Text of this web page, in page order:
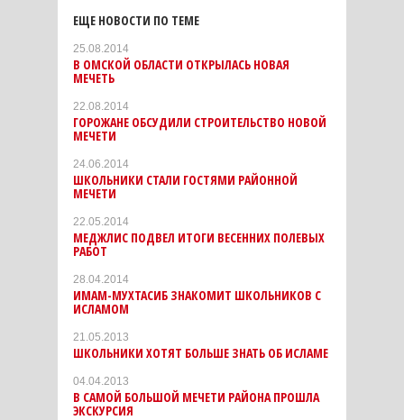
ЕЩЕ НОВОСТИ ПО ТЕМЕ
25.08.2014
В ОМСКОЙ ОБЛАСТИ ОТКРЫЛАСЬ НОВАЯ
МЕЧЕТЬ
22.08.2014
ГОРОЖАНЕ ОБСУДИЛИ СТРОИТЕЛЬСТВО НОВОЙ
МЕЧЕТИ
24.06.2014
ШКОЛЬНИКИ СТАЛИ ГОСТЯМИ РАЙОННОЙ
МЕЧЕТИ
22.05.2014
МЕДЖЛИС ПОДВЕЛ ИТОГИ ВЕСЕННИХ ПОЛЕВЫХ
РАБОТ
28.04.2014
ИМАМ-МУХТАСИБ ЗНАКОМИТ ШКОЛЬНИКОВ С
ИСЛАМОМ
21.05.2013
ШКОЛЬНИКИ ХОТЯТ БОЛЬШЕ ЗНАТЬ ОБ ИСЛАМЕ
04.04.2013
В САМОЙ БОЛЬШОЙ МЕЧЕТИ РАЙОНА ПРОШЛА
ЭКСКУРСИЯ